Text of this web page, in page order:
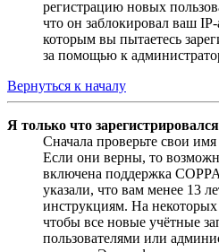
регистрацию новых
что он заблокировал ваш
которым вы пытаетесь
за помощью к
Вернуться к началу
Я только что
Сначала проверьте свои
Если они верны, то
включена поддержка
указали, что вам менее 13
инструкциям. На некоторых
чтобы все новые учётные
пользователями или